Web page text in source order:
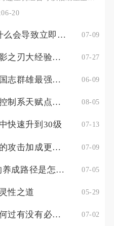
20
影之刃3铁诞放技能为什么会导致立即死亡 07-09
需要多少经验才能使用影之刃大经验宝宝 07-27
有哪些天赋适合少年三国志群雄最强阵容 06-09
怎样使用斗罗大陆中的控制系天赋点来提升自己的实力 08-05
快速升到30级 07-13
大掌门中哪个阵法提供的攻击加成更显著 07-09
乱斗西游vip最强阵容的养成路径是怎样的 07-05
性之道 05-29
少年三国志南华仙书如何过有没有必备的装备和技能 07-02